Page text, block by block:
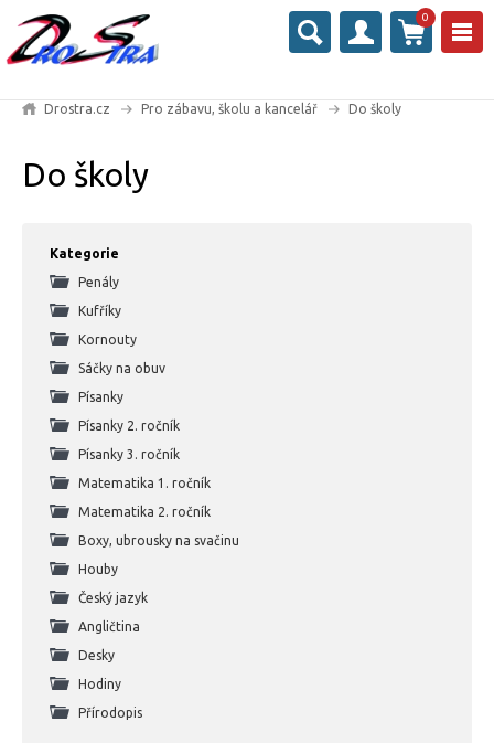
0
Drostra.cz Pro zábavu, školu a kancelář Do školy
Do školy
Kategorie
Penály
Kufříky
Kornouty
Sáčky na obuv
Písanky
Písanky 2. ročník
Písanky 3. ročník
Matematika 1. ročník
Matematika 2. ročník
Boxy, ubrousky na svačinu
Houby
Český jazyk
Angličtina
Desky
Hodiny
Přírodopis